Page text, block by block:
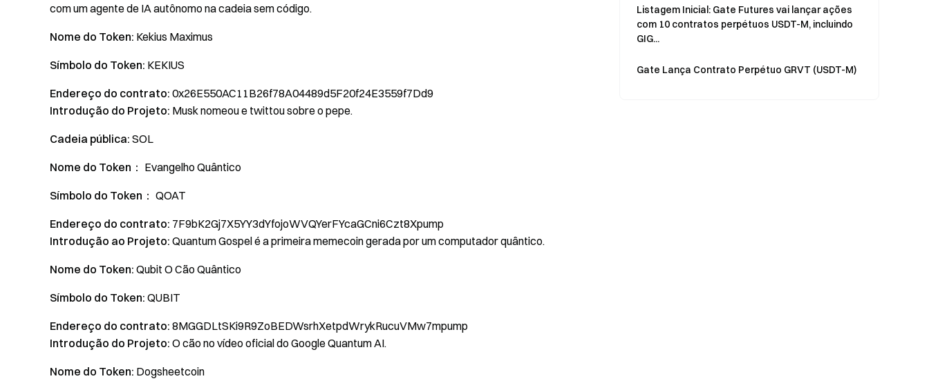
com um agente de IA autônomo na cadeia sem código.
Nome do Token: Kekius Maximus
Símbolo do Token: KEKIUS
Endereço do contrato: 0x26E550AC11B26f78A04489d5F20f24E3559f7Dd9
Introdução do Projeto: Musk nomeou e twittou sobre o pepe.
Cadeia pública: SOL
Nome do Token： Evangelho Quântico
Símbolo do Token： QOAT
Endereço do contrato: 7F9bK2Gj7X5YY3dYfojoWVQYerFYcaGCni6Czt8Xpump
Introdução ao Projeto: Quantum Gospel é a primeira memecoin gerada por um computador quântico.
Nome do Token: Qubit O Cão Quântico
Símbolo do Token: QUBIT
Endereço do contrato: 8MGGDLtSKi9R9ZoBEDWsrhXetpdWrykRucuVMw7mpump
Introdução do Projeto: O cão no vídeo oficial do Google Quantum AI.
Nome do Token: Dogsheetcoin
Listagem Inicial: Gate Futures vai lançar ações
com 10 contratos perpétuos USDT-M, incluindo
GIG...
Gate Lança Contrato Perpétuo GRVT (USDT-M)